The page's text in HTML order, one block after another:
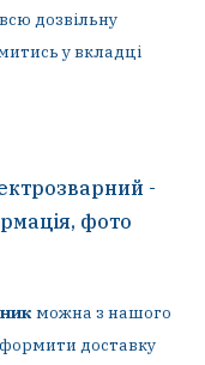
дозвільну
у вкладці
-
фото
можна з нашого
доставку